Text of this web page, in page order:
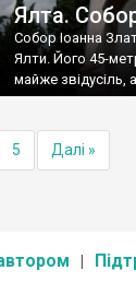
Ялта.
Собор Іоанна
Ялти. Його 45-
майже звідусіль,
5 Далі »